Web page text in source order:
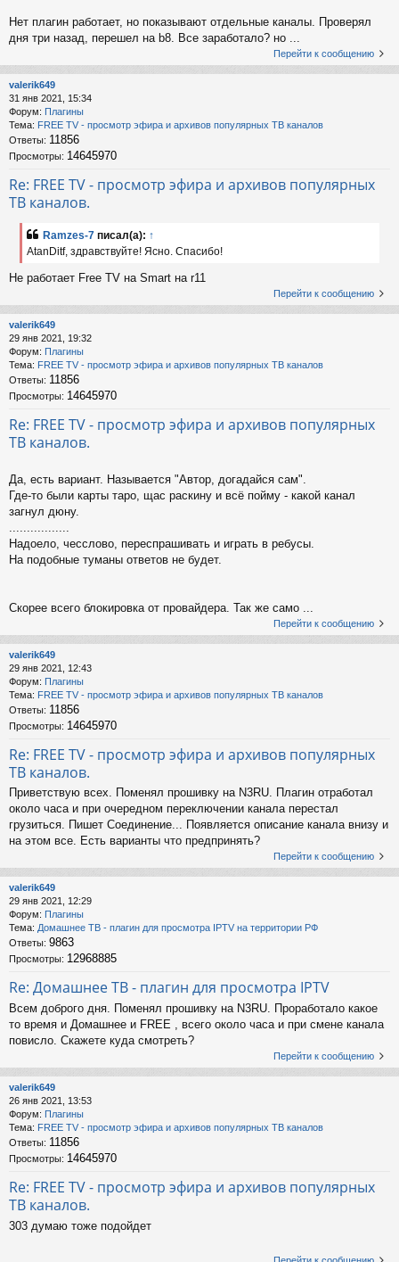
Нет плагин работает, но показывают отдельные каналы. Проверял
дня три назад, перешел на b8. Все заработало? но ...
Перейти к сообщению
valerik649
31 янв 2021, 15:34
Форум: Плагины
Тема: FREE TV - просмотр эфира и архивов популярных ТВ каналов
Ответы: 11856
Просмотры: 14645970
Re: FREE TV - просмотр эфира и архивов популярных
ТВ каналов.
Ramzes-7 писал(а): ↑
AtanDitf, здравствуйте! Ясно. Спасибо!
Не работает Free TV на Smart на r11
Перейти к сообщению
valerik649
29 янв 2021, 19:32
Форум: Плагины
Тема: FREE TV - просмотр эфира и архивов популярных ТВ каналов
Ответы: 11856
Просмотры: 14645970
Re: FREE TV - просмотр эфира и архивов популярных
ТВ каналов.
Да, есть вариант. Называется "Автор, догадайся сам".
Где-то были карты таро, щас раскину и всё пойму - какой канал
загнул дюну.
Надоело, чесслово, переспрашивать и играть в ребусы.
На подобные туманы ответов не будет.
Скорее всего блокировка от провайдера. Так же само ...
Перейти к сообщению
valerik649
29 янв 2021, 12:43
Форум: Плагины
Тема: FREE TV - просмотр эфира и архивов популярных ТВ каналов
Ответы: 11856
Просмотры: 14645970
Re: FREE TV - просмотр эфира и архивов популярных
ТВ каналов.
Приветствую всех. Поменял прошивку на N3RU. Плагин отработал
около часа и при очередном переключении канала перестал
грузиться. Пишет Соединение... Появляется описание канала внизу и
на этом все. Есть варианты что предпринять?
Перейти к сообщению
valerik649
29 янв 2021, 12:29
Форум: Плагины
Тема: Домашнее ТВ - плагин для просмотра IPTV на территории РФ
Ответы: 9863
Просмотры: 12968885
Re: Домашнее ТВ - плагин для просмотра IPTV
Всем доброго дня. Поменял прошивку на N3RU. Проработало какое
то время и Домашнее и FREE , всего около часа и при смене канала
повисло. Скажете куда смотреть?
Перейти к сообщению
valerik649
26 янв 2021, 13:53
Форум: Плагины
Тема: FREE TV - просмотр эфира и архивов популярных ТВ каналов
Ответы: 11856
Просмотры: 14645970
Re: FREE TV - просмотр эфира и архивов популярных
ТВ каналов.
303 думаю тоже подойдет